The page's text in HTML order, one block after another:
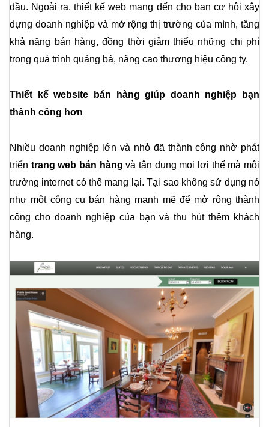
đầu. Ngoài ra, thiết kế web mang đến cho bạn cơ hội xây
dựng doanh nghiệp và mở rộng thị trường của mình, tăng
khả năng bán hàng, đồng thời giảm thiểu những chi phí
trong quá trình quảng bá, nâng cao thương hiệu công ty.
Thiết kế website bán hàng giúp doanh nghiệp bạn
thành công hơn
Nhiều doanh nghiệp lớn và nhỏ đã thành công nhờ phát
triển trang web bán hàng và tận dụng mọi lợi thế mà môi
trường internet có thể mang lại. Tại sao không sử dụng nó
như một công cụ bán hàng mạnh mẽ để mở rộng thành
công cho doanh nghiệp của bạn và thu hút thêm khách
hàng.